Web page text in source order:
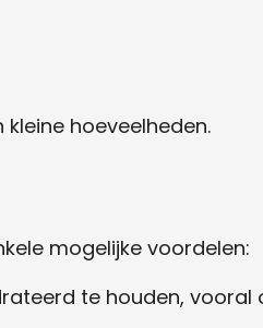
hoeveelheden.
mogelijke voordelen:
te houden, vooral